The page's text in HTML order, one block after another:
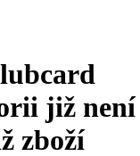
již není
zboží